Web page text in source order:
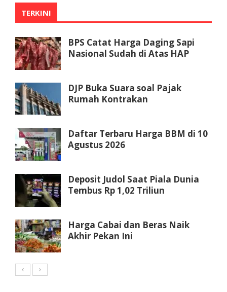
TERKINI
BPS Catat Harga Daging Sapi
Nasional Sudah di Atas HAP
DJP Buka Suara soal Pajak
Rumah Kontrakan
Daftar Terbaru Harga BBM di 10
Agustus 2026
Deposit Judol Saat Piala Dunia
Tembus Rp 1,02 Triliun
Harga Cabai dan Beras Naik
Akhir Pekan Ini